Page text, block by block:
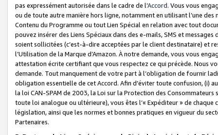
pas expressément autorisée dans le cadre de l’Accord. Vous vous
ou de toute autre manière hors ligne, notamment en utilisant l’une
Contenu du Programme ou tout Lien Spécial en relation avec tout
pouvez insérer des Liens Spéciaux dans des e-mails, SMS et
soient sollicitées (c’est-à-dire acceptées par le client destinataire) et
l’Utilisation de la Marque d’Amazon. À notre demande, vous vous
attestation écrite certifiant que vous respectez ce qui précède. Nous
demande. Tout manquement de votre part à l’obligation de fournir
obligation essentielle de cet Accord. Afin d’éviter toute confusion, (i)
la loi CAN-SPAM de 2003, la Loi sur la Protection des
toute loi analogue ou ultérieure), vous êtes l’« Expéditeur » de
législation, ainsi que les normes et bonnes pratiques en vigueur du
Partenaires.